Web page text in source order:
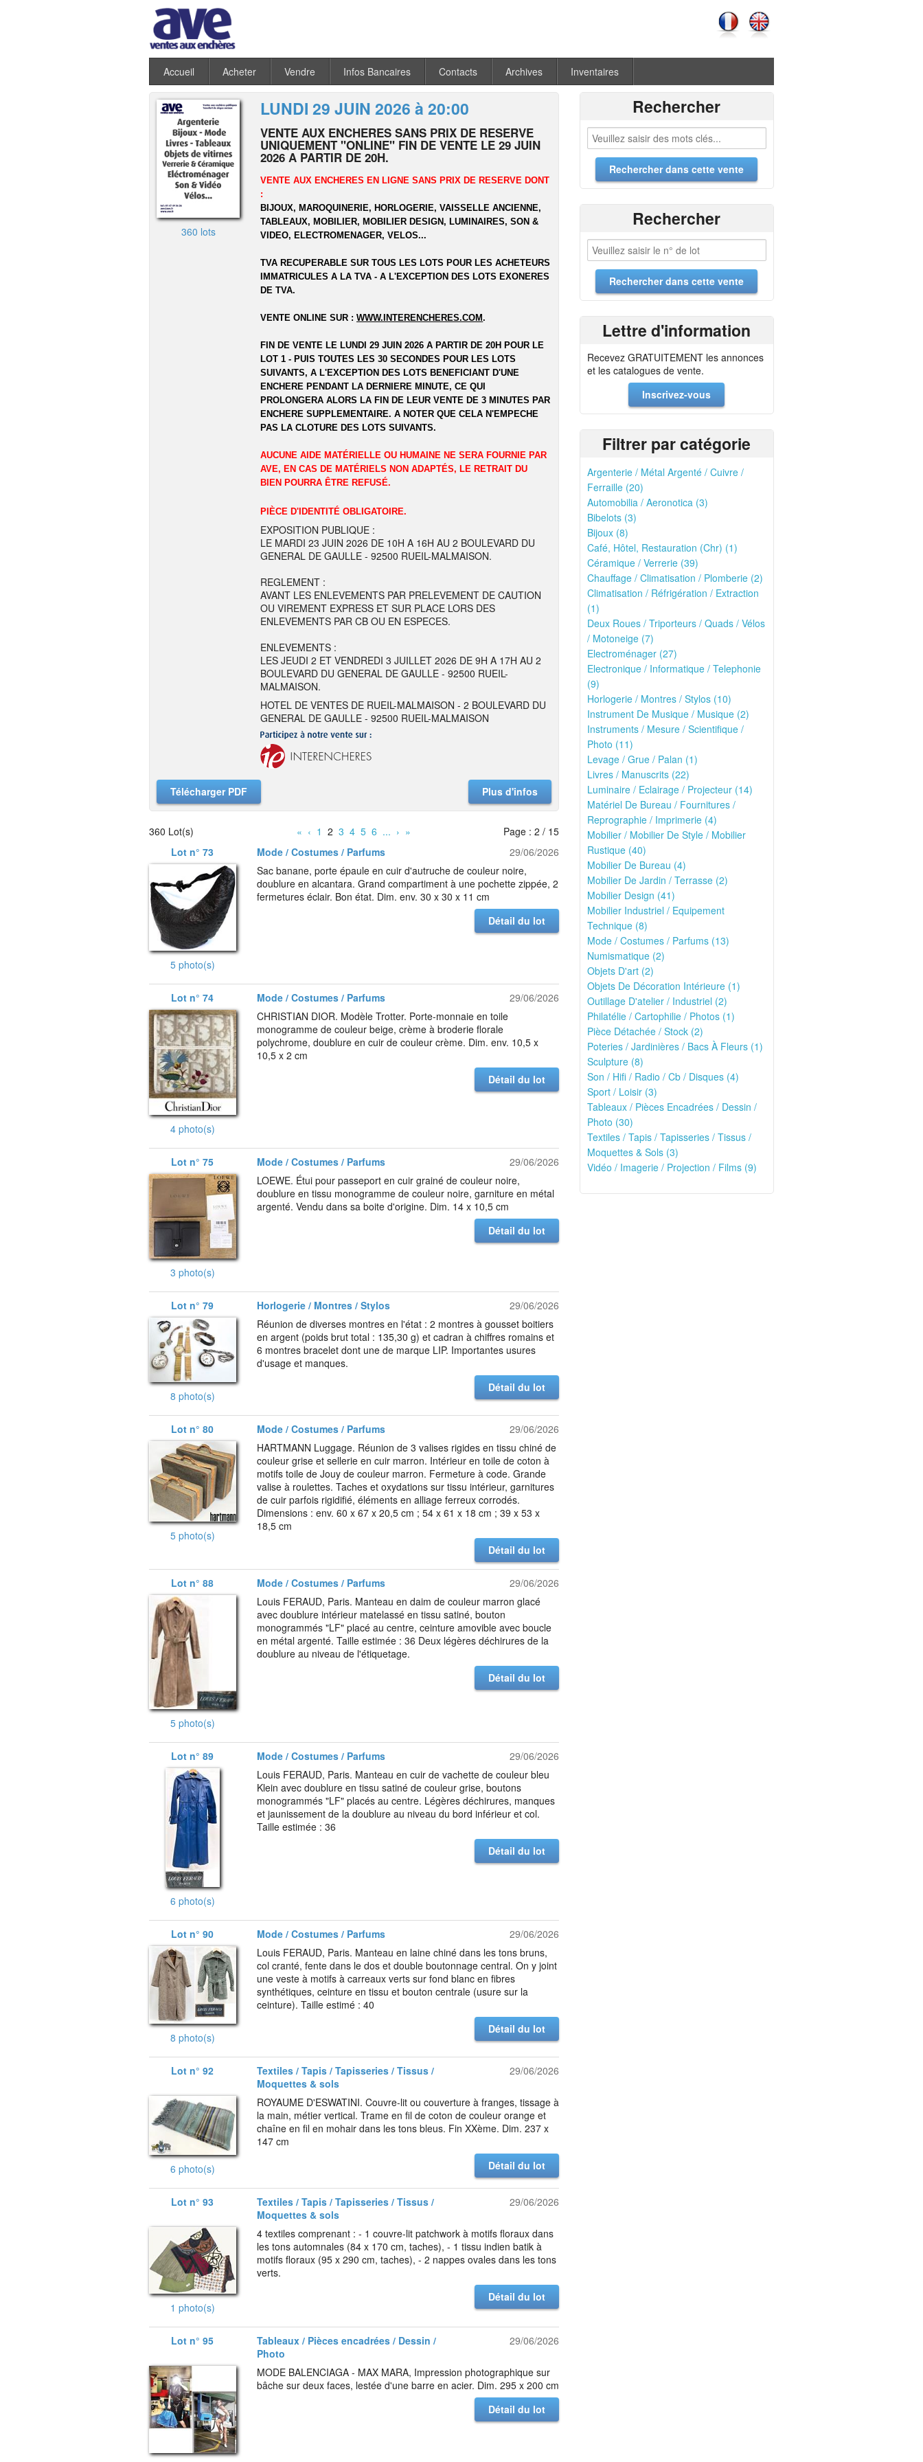
Accueil Acheter Vendre Infos Bancaires Contacts Archives Inventaires
360 lots
LUNDI 29 JUIN 2026 à 20:00
VENTE AUX ENCHERES SANS PRIX DE RESERVE
UNIQUEMENT "ONLINE" FIN DE VENTE LE 29 JUIN
2026 A PARTIR DE 20H.
VENTE AUX ENCHERES EN LIGNE SANS PRIX DE RESERVE DONT
:
BIJOUX, MAROQUINERIE, HORLOGERIE, VAISSELLE ANCIENNE,
TABLEAUX, MOBILIER, MOBILIER DESIGN, LUMINAIRES, SON &
VIDEO, ELECTROMENAGER, VELOS...
TVA RECUPERABLE SUR TOUS LES LOTS POUR LES ACHETEURS
IMMATRICULES A LA TVA - A L'EXCEPTION DES LOTS EXONERES
DE TVA.
VENTE ONLINE SUR :WWW.INTERENCHERES.COM.
FIN DE VENTE LE LUNDI 29 JUIN 2026 A PARTIR DE 20H POUR LE
LOT 1 - PUIS TOUTES LES 30 SECONDES POUR LES LOTS
SUIVANTS, A L'EXCEPTION DES LOTS BENEFICIANT D'UNE
ENCHERE PENDANT LA DERNIERE MINUTE, CE QUI
PROLONGERA ALORS LA FIN DE LEUR VENTE DE 3 MINUTES PAR
ENCHERE SUPPLEMENTAIRE. A NOTER QUE CELA N'EMPECHE
PAS LA CLOTURE DES LOTS SUIVANTS.
AUCUNE AIDE MATÉRIELLE OU HUMAINE NE SERA FOURNIE PAR
AVE, EN CAS DE MATÉRIELS NON ADAPTÉS, LE RETRAIT DU
BIEN POURRA ÊTRE REFUSÉ.
PIÈCE D'IDENTITÉ OBLIGATOIRE.
EXPOSITION PUBLIQUE :
LE MARDI 23 JUIN 2026 DE 10H A 16H AU 2 BOULEVARD DU
GENERAL DE GAULLE - 92500 RUEIL-MALMAISON.
REGLEMENT :
AVANT LES ENLEVEMENTS PAR PRELEVEMENT DE CAUTION
OU VIREMENT EXPRESS ET SUR PLACE LORS DES
ENLEVEMENTS PAR CB OU EN ESPECES.
ENLEVEMENTS :
LES JEUDI 2 ET VENDREDI 3 JUILLET 2026 DE 9H A 17H AU 2
BOULEVARD DU GENERAL DE GAULLE - 92500 RUEIL-
MALMAISON.
HOTEL DE VENTES DE RUEIL-MALMAISON - 2 BOULEVARD DU
GENERAL DE GAULLE - 92500 RUEIL-MALMAISON
Télécharger PDF Plus d'infos
360 Lot(s) « ‹ 1 23 4 5 6 ... › »
Page : 2 / 15
Lot n° 73
Mode / Costumes / Parfums 29/06/2026
5 photo(s)
Sac banane, porte épaule en cuir d'autruche de couleur noire,
doublure en alcantara. Grand compartiment à une pochette zippée, 2
fermetures éclair. Bon état. Dim. env. 30 x 30 x 11 cm
Détail du lot
Lot n° 74 Mode / Costumes / Parfums 29/06/2026
4 photo(s)
CHRISTIAN DIOR. Modèle Trotter. Porte-monnaie en toile
monogramme de couleur beige, crème à broderie florale
polychrome, doublure en cuir de couleur crème. Dim. env. 10,5 x
10,5 x 2 cm
Détail du lot
Lot n° 75 Mode / Costumes / Parfums 29/06/2026
3 photo(s)
LOEWE. Étui pour passeport en cuir grainé de couleur noire,
doublure en tissu monogramme de couleur noire, garniture en métal
argenté. Vendu dans sa boite d'origine. Dim. 14 x 10,5 cm
Détail du lot
Lot n° 79 Horlogerie / Montres / Stylos 29/06/2026
8 photo(s)
Réunion de diverses montres en l'état : 2 montres à gousset boitiers
en argent (poids brut total : 135,30 g) et cadran à chiffres romains et
6 montres bracelet dont une de marque LIP. Importantes usures
d'usage et manques.
Détail du lot
Lot n° 80 Mode / Costumes / Parfums 29/06/2026
5 photo(s)
HARTMANN Luggage. Réunion de 3 valises rigides en tissu chiné de
couleur grise et sellerie en cuir marron. Intérieur en toile de coton à
motifs toile de Jouy de couleur marron. Fermeture à code. Grande
valise à roulettes. Taches et oxydations sur tissu intérieur, garnitures
de cuir parfois rigidifié, éléments en alliage ferreux corrodés.
Dimensions : env. 60 x 67 x 20,5 cm ; 54 x 61 x 18 cm ; 39 x 53 x
18,5 cm
Détail du lot
Lot n° 88 Mode / Costumes / Parfums 29/06/2026
5 photo(s)
Louis FERAUD, Paris. Manteau en daim de couleur marron glacé
avec doublure intérieur matelassé en tissu satiné, bouton
monogrammés "LF" placé au centre, ceinture amovible avec boucle
en métal argenté. Taille estimée : 36 Deux légères déchirures de la
doublure au niveau de l'étiquetage.
Détail du lot
Lot n° 89 Mode / Costumes / Parfums 29/06/2026
6 photo(s)
Louis FERAUD, Paris. Manteau en cuir de vachette de couleur bleu
Klein avec doublure en tissu satiné de couleur grise, boutons
monogrammés "LF" placés au centre. Légères déchirures, manques
et jaunissement de la doublure au niveau du bord inférieur et col.
Taille estimée : 36
Détail du lot
Lot n° 90 Mode / Costumes / Parfums 29/06/2026
8 photo(s)
Louis FERAUD, Paris. Manteau en laine chiné dans les tons bruns,
col cranté, fente dans le dos et double boutonnage central. On y joint
une veste à motifs à carreaux verts sur fond blanc en fibres
synthétiques, ceinture en tissu et bouton centrale (usure sur la
ceinture). Taille estimé : 40
Détail du lot
Lot n° 92
Textiles / Tapis / Tapisseries / Tissus /
Moquettes & sols
29/06/2026
6 photo(s)
ROYAUME D'ESWATINI. Couvre-lit ou couverture à franges, tissage à
la main, métier vertical. Trame en fil de coton de couleur orange et
chaîne en fil en mohair dans les tons bleus. Fin XXème. Dim. 237 x
147 cm
Détail du lot
Lot n° 93
Textiles / Tapis / Tapisseries / Tissus /
Moquettes & sols
29/06/2026
1 photo(s)
4 textiles comprenant : - 1 couvre-lit patchwork à motifs floraux dans
les tons automnales (84 x 170 cm, taches), - 1 tissu indien batik à
motifs floraux (95 x 290 cm, taches), - 2 nappes ovales dans les tons
verts.
Détail du lot
Lot n° 95
Tableaux / Pièces encadrées / Dessin /
Photo
29/06/2026
MODE BALENCIAGA - MAX MARA, Impression photographique sur
bâche sur deux faces, lestée d'une barre en acier. Dim. 295 x 200 cm
Détail du lot
Rechercher
Rechercher
Lettre d'information
Recevez GRATUITEMENT les annonces
et les catalogues de vente.
Inscrivez-vous
Filtrer par catégorie
Argenterie / Métal Argenté / Cuivre /
Ferraille (20)
Automobilia / Aeronotica (3)
Bibelots (3)
Bijoux (8)
Café, Hôtel, Restauration (Chr) (1)
Céramique / Verrerie (39)
Chauffage / Climatisation / Plomberie (2)
Climatisation / Réfrigération / Extraction
(1)
Deux Roues / Triporteurs / Quads / Vélos
/ Motoneige (7)
Electroménager (27)
Electronique / Informatique / Telephonie
(9)
Horlogerie / Montres / Stylos (10)
Instrument De Musique / Musique (2)
Instruments / Mesure / Scientifique /
Photo (11)
Levage / Grue / Palan (1)
Livres / Manuscrits (22)
Luminaire / Eclairage / Projecteur (14)
Matériel De Bureau / Fournitures /
Reprographie / Imprimerie (4)
Mobilier / Mobilier De Style / Mobilier
Rustique (40)
Mobilier De Bureau (4)
Mobilier De Jardin / Terrasse (2)
Mobilier Design (41)
Mobilier Industriel / Equipement
Technique (8)
Mode / Costumes / Parfums (13)
Numismatique (2)
Objets D'art (2)
Objets De Décoration Intérieure (1)
Outillage D'atelier / Industriel (2)
Philatélie / Cartophilie / Photos (1)
Pièce Détachée / Stock (2)
Poteries / Jardinières / Bacs À Fleurs (1)
Sculpture (8)
Son / Hifi / Radio / Cb / Disques (4)
Sport / Loisir (3)
Tableaux / Pièces Encadrées / Dessin /
Photo (30)
Textiles / Tapis / Tapisseries / Tissus /
Moquettes & Sols (3)
Vidéo / Imagerie / Projection / Films (9)